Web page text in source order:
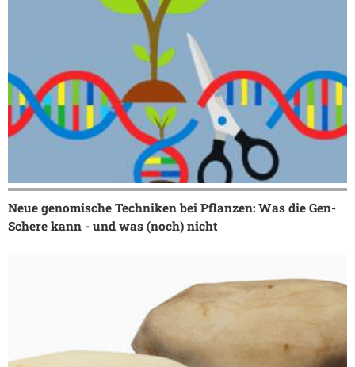
Neue genomische Techniken bei Pflanzen: Was die Gen-
Schere kann - und was (noch) nicht